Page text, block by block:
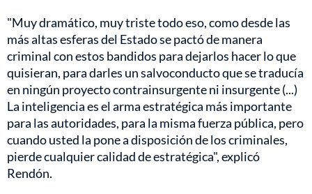
"Muy dramático, muy triste todo eso, como desde las
más altas esferas del Estado se pactó de manera
criminal con estos bandidos para dejarlos hacer lo que
quisieran, para darles un salvoconducto que se traducía
en ningún proyecto contrainsurgente ni insurgente (...)
La inteligencia es el arma estratégica más importante
para las autoridades, para la misma fuerza pública, pero
cuando usted la pone a disposición de los criminales,
pierde cualquier calidad de estratégica", explicó
Rendón.